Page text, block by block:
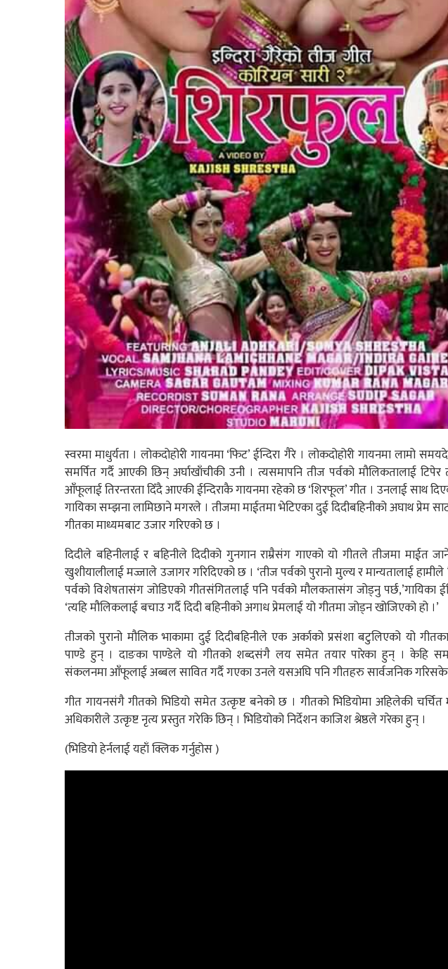
स्वरमा माधुर्यता । लोकदोहोरी गायनमा ‘फिट’ ईन्दिरा गैरे । लोकदोहोरी गायनमा लामो
समर्पित गर्दै आएकी छिन् अर्घाखाँचीकी उनी । त्यसमापनि तीज पर्वको मौलिकतालाई टिपेर
आँफूलाई तिरन्तरता दिँदै आएकी ईन्दिराकै गायनमा रहेको छ ‘शिरफूल’ गीत । उनलाई साथ
गायिका सम्झना लामिछाने मगरले । तीजमा माईतमा भेटिएका दुई दिदीबहिनीको अघाथ प्रेम
गीतका माध्यमबाट उजार गरिएको छ ।
दिदीले बहिनीलाई र बहिनीले दिदीको गुनगान राम्रैसंग गाएको यो गीतले तीजमा माईत
खुशीयालीलाई मज्जाले उजागर गरिदिएको छ । ‘तीज पर्वको पुरानो मुल्य र मान्यतालाई हामीले
पर्वको विशेषतासंग जोडिएको गीतसंगितलाई पनि पर्वको मौलकतासंग जोड्नु पर्छ,’गायिका
‘त्यहि मौलिकलाई बचाउ गर्दै दिदी बहिनीको अगाध प्रेमलाई यो गीतमा जोड्न खोजिएको हो ।’
तीजको पुरानो मौलिक भाकामा दुई दिदीबहिनीले एक अर्काको प्रसंशा बटुलिएको यो
पाण्डे हुन् । दाङका पाण्डेले यो गीतको शब्दसंगै लय समेत तयार पारेका हुन् । केहि
संकलनमा आँफूलाई अब्बल सावित गर्दै गएका उनले यसअघि पनि गीतहरु सार्वजनिक
गीत गायनसंगै गीतको भिडियो समेत उत्कृष्ट बनेको छ । गीतको भिडियोमा अहिलेकी चर्चित
अधिकारीले उत्कृष्ट नृत्य प्रस्तुत गरेकि छिन् । भिडियोको निर्देशन काजिश श्रेष्ठले गरेका हुन् ।
(भिडियो हेर्नलाई यहाँ क्लिक गर्नुहोस )